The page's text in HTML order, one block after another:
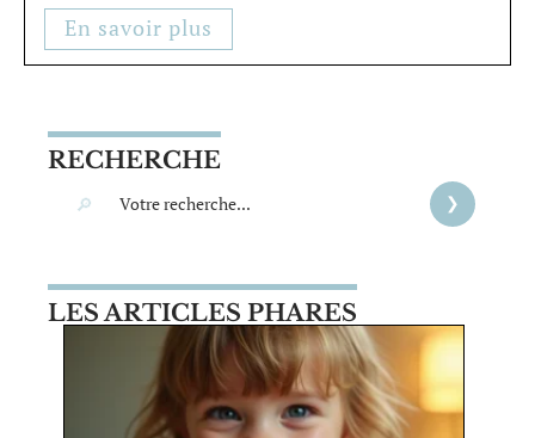
En savoir plus
RECHERCHE
LES ARTICLES PHARES